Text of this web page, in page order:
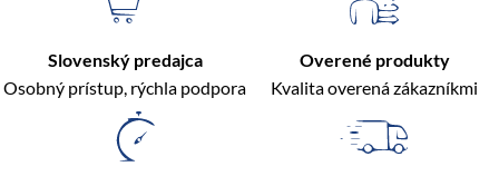
Slovenský predajca
Osobný prístup, rýchla podpora
Overené produkty
Kvalita overená zákazníkmi